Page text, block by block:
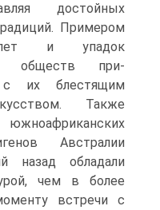
достойных
Примером
и упадок
обществ при-
с их блестящим
Также
Австралии
назад обладали
чем в бо­лее
встречи с